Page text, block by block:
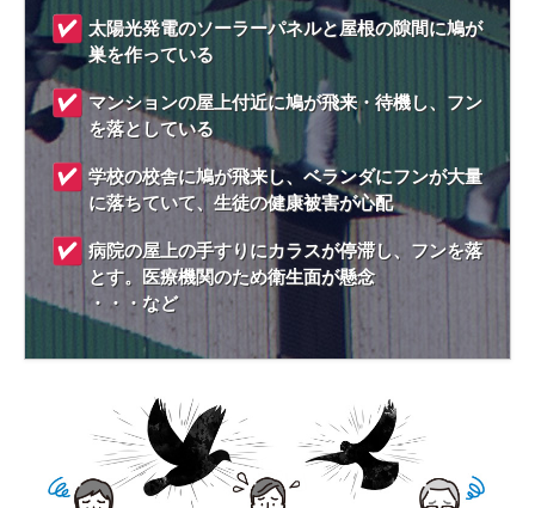
太陽光発電のソーラーパネルと屋根の隙間に鳩が
巣を作っている
マンションの屋上付近に鳩が飛来・待機し、フン
を落としている
学校の校舎に鳩が飛来し、ベランダにフンが大量
に落ちていて、生徒の健康被害が心配
病院の屋上の手すりにカラスが停滞し、フンを落
とす。医療機関のため衛生面が懸念
・・・など